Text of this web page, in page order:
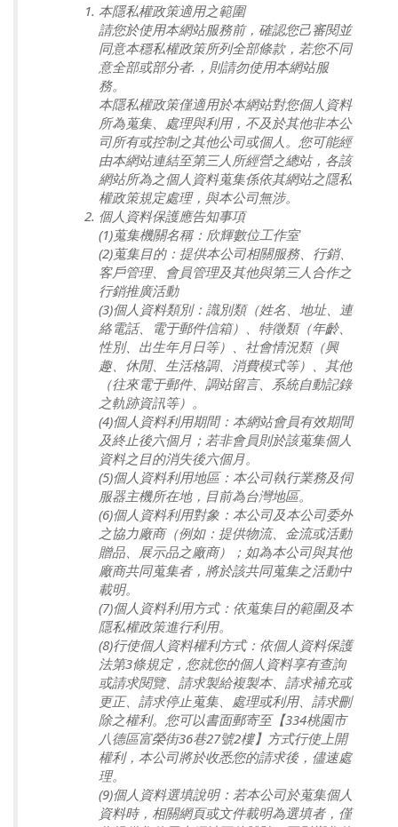
本隱私權政策適用之範圍
請您於使用本網站服務前，確認您己審閱並
同意本穩私權政策所列全部條款，若您不同
意全部或部分者.，則請勿使用本網站服
務。
本隱私權政策僅適用於本網站對您個人資料
所為蒐集、處理與利用，不及於其他非本公
司所有或控制之其他公司或個人。您可能經
由本網站連結至第三人所經營之總站，各該
網站所為之個人資料蒐集係依其網站之隱私
權政策規定處理，與本公司無涉。
個人資料保護應告知事項
(1)蒐集機關名稱：欣輝數位工作室
(2)蒐集目的：提供本公司相關服務、行銷、
客戶管理、會員管理及其他與第三人合作之
行銷推廣活動
(3)個人資料類別：識別類（姓名、地址、連
絡電話、電于郵件信箱）、特徵類（年齡、
性別、出生年月日等）、社會情況類（興
趣、休閒、生活格調、消費模式等）、其他
（往來電于郵件、調站留言、系統自動記錄
之軌跡資訊等）。
(4)個人資料利用期間：本網站會員有效期間
及終止後六個月；若非會員則於該蒐集個人
資料之目的消失後六個月。
(5)個人資料利用地區：本公司執行業務及伺
服器主機所在地，目前為台灣地區。
(6)個人資料利用對象：本公司及本公司委外
之協力廠商（例如：提供物流、金流或活動
贈品、展示品之廠商）；如為本公司與其他
廠商共同蒐集者，將於該共同蒐集之活動中
載明。
(7)個人資料利用方式：依蒐集目的範圍及本
隱私權政策進行利用。
(8)行使個人資料權利方式：依個人資料保護
法第3條規定，您就您的個人資料享有查詢
或請求閱覽、請求製給複製本、請求補充或
更正、請求停止蒐集、處理或利用、請求刪
除之權利。您可以書面郵寄至【334桃園市
八德區富榮街36巷27號2樓】方式行使上開
權利，本公司將於收悉您的請求後，儘速處
理。
(9)個人資料選填說明：若本公司於蒐集個人
資料時，相關網頁或文件載明為選填者，僅